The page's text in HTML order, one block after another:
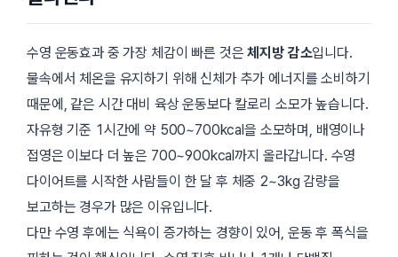
수영 운동효과 중 가장 체감이 빠른 것은체지방 감소입니다.
물속에서 체온을 유지하기 위해 신체가 추가 에너지를 소비하기
때문에, 같은 시간 대비 육상 운동보다 칼로리 소모가 높습니다.
자유형 기준 1시간에 약 500~700kcal을 소모하며, 배영이나
접영은 이보다 더 높은 700~900kcal까지 올라갑니다. 수영
다이어트를 시작한 사람들이 한 달 후 체중 2~3kg 감량을
보고하는 경우가 많은 이유입니다.
다만 수영 후에는 식욕이 증가하는 경향이 있어, 운동 후 폭식을